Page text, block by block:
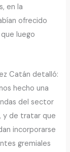
en la
ofrecido
luego
Catán detalló:
hecho una
del sector
y de tratar que
incorporarse
gremiales